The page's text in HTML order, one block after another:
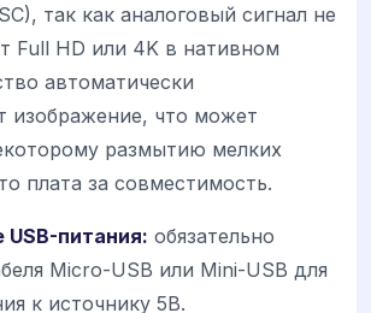
так как аналоговый сигнал не
Full HD или 4K в нативном
автоматически
изображение, что может
размытию мелких
плата за совместимость.
USB-питания: обязательно
Micro-USB или Mini-USB для
к источнику 5В.